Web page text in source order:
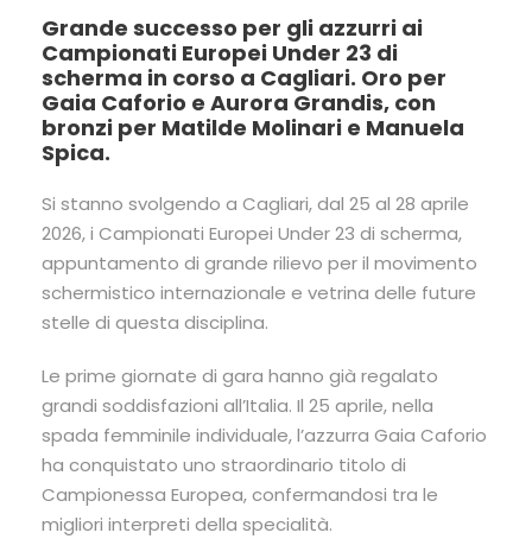
Grande successo per gli azzurri ai
Campionati Europei Under 23 di
scherma in corso a Cagliari. Oro per
Gaia Caforio e Aurora Grandis, con
bronzi per Matilde Molinari e Manuela
Spica.
Si stanno svolgendo a Cagliari, dal 25 al 28 aprile
2026, i Campionati Europei Under 23 di scherma,
appuntamento di grande rilievo per il movimento
schermistico internazionale e vetrina delle future
stelle di questa disciplina.
Le prime giornate di gara hanno già regalato
grandi soddisfazioni all’Italia. Il 25 aprile, nella
spada femminile individuale, l’azzurra Gaia Caforio
ha conquistato uno straordinario titolo di
Campionessa Europea, confermandosi tra le
migliori interpreti della specialità.